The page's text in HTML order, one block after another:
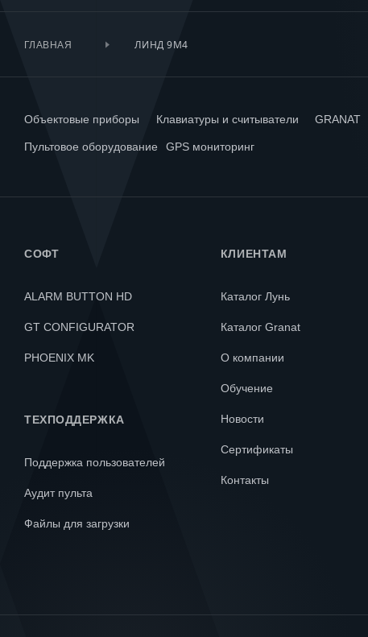
ГЛАВНАЯ ЛИНД 9М4
Объектовые приборы Клавиатуры и считыватели GRANAT
Пультовое оборудование GPS мониторинг
СОФТ
ALARM BUTTON HD
GT CONFIGURATOR
PHOENIX MK
ТЕХПОДДЕРЖКА
Поддержка пользователей
Аудит пульта
Файлы для загрузки
КЛИЕНТАМ
Каталог Лунь
Каталог Granat
О компании
Обучение
Новости
Сертификаты
Контакты